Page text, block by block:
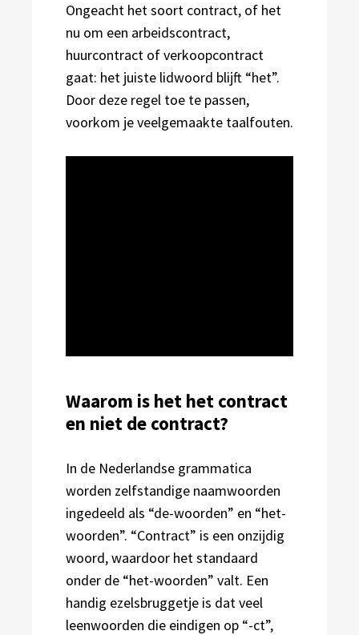
Ongeacht het soort contract, of het
nu om een arbeidscontract,
huurcontract of verkoopcontract
gaat: het juiste lidwoord blijft “het”.
Door deze regel toe te passen,
voorkom je veelgemaakte taalfouten.
Waarom is het het contract
en niet de contract?
In de Nederlandse grammatica
worden zelfstandige naamwoorden
ingedeeld als “de-woorden” en “het-
woorden”. “Contract” is een onzijdig
woord, waardoor het standaard
onder de “het-woorden” valt. Een
handig ezelsbruggetje is dat veel
leenwoorden die eindigen op “-ct”,